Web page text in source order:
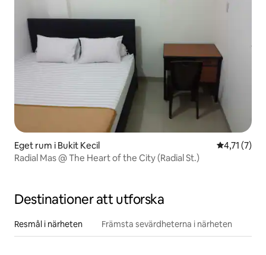
Eget rum i Bukit Kecil 4,71 av 5 i
4,71 (7)
Radial Mas @ The Heart of the City (Radial St.)
Destinationer att utforska
Resmål i närheten Främsta sevärdheterna i närheten